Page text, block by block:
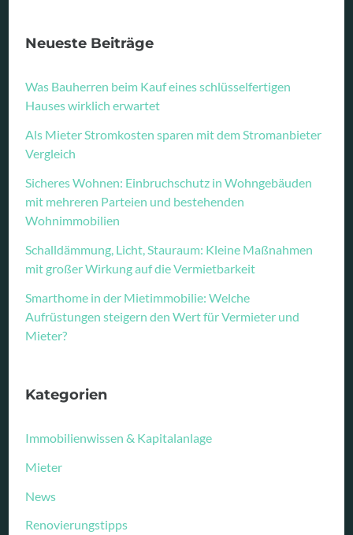
Neueste Beiträge
Was Bauherren beim Kauf eines schlüsselfertigen
Hauses wirklich erwartet
Als Mieter Stromkosten sparen mit dem Stromanbieter
Vergleich
Sicheres Wohnen: Einbruchschutz in Wohngebäuden
mit mehreren Parteien und bestehenden
Wohnimmobilien
Schalldämmung, Licht, Stauraum: Kleine Maßnahmen
mit großer Wirkung auf die Vermietbarkeit
Smarthome in der Mietimmobilie: Welche
Aufrüstungen steigern den Wert für Vermieter und
Mieter?
Kategorien
Immobilienwissen & Kapitalanlage
Mieter
News
Renovierungstipps